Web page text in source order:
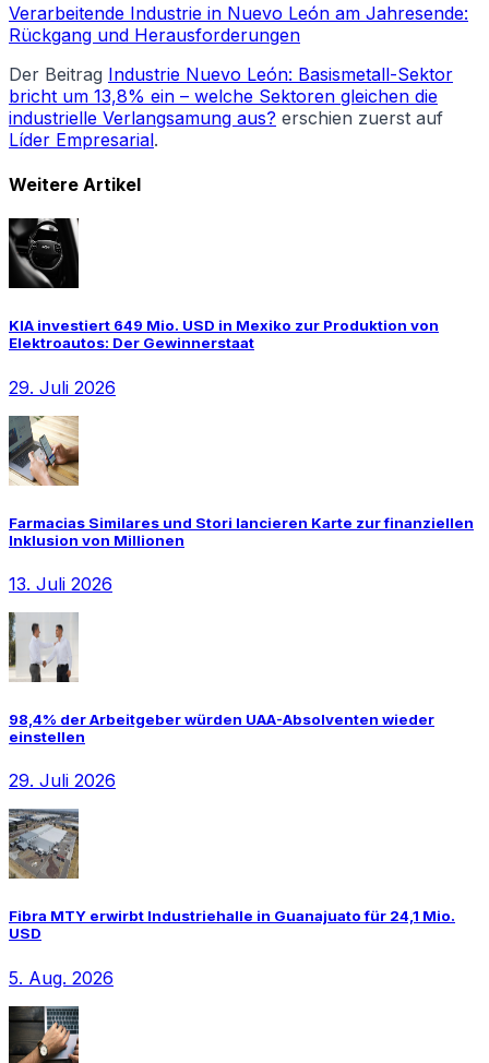
Verarbeitende Industrie in Nuevo León am Jahresende:
Rückgang und Herausforderungen
Der Beitrag Industrie Nuevo León: Basismetall-Sektor
bricht um 13,8% ein – welche Sektoren gleichen die
industrielle Verlangsamung aus? erschien zuerst auf
Líder Empresarial.
Weitere Artikel
KIA investiert 649 Mio. USD in Mexiko zur Produktion von
Elektroautos: Der Gewinnerstaat
29. Juli 2026
Farmacias Similares und Stori lancieren Karte zur finanziellen
Inklusion von Millionen
13. Juli 2026
98,4% der Arbeitgeber würden UAA-Absolventen wieder
einstellen
29. Juli 2026
Fibra MTY erwirbt Industriehalle in Guanajuato für 24,1 Mio.
USD
5. Aug. 2026